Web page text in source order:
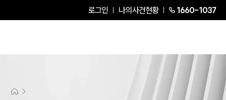
로그인 나의사건현황 1660-1037